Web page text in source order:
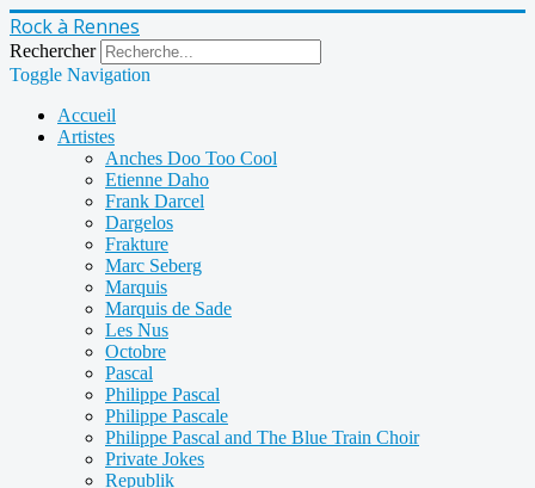
Rock à Rennes
Rechercher
Toggle Navigation
Accueil
Artistes
Anches Doo Too Cool
Etienne Daho
Frank Darcel
Dargelos
Frakture
Marc Seberg
Marquis
Marquis de Sade
Les Nus
Octobre
Pascal
Philippe Pascal
Philippe Pascale
Philippe Pascal and The Blue Train Choir
Private Jokes
Republik